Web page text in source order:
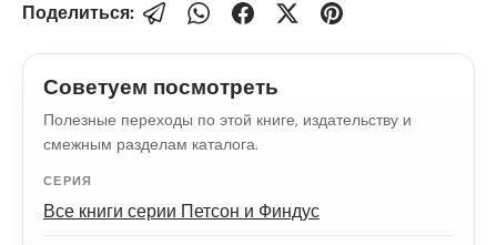
Поделиться:
Советуем посмотреть
Полезные переходы по этой книге, издательству и
смежным разделам каталога.
СЕРИЯ
Все книги серии Петсон и Финдус